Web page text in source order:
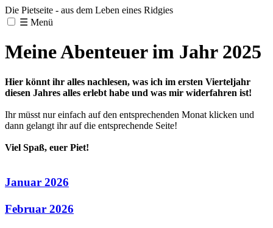
Die Pietseite - aus dem Leben eines Ridgies
☰ Menü
Meine Abenteuer im Jahr 2025
Hier könnt ihr alles nachlesen, was ich im ersten Vierteljahr
diesen Jahres alles erlebt habe und was mir widerfahren ist!
Ihr müsst nur einfach auf den entsprechenden Monat klicken und
dann gelangt ihr auf die entsprechende Seite!
Viel Spaß, euer Piet!
Januar 2026
Februar 2026